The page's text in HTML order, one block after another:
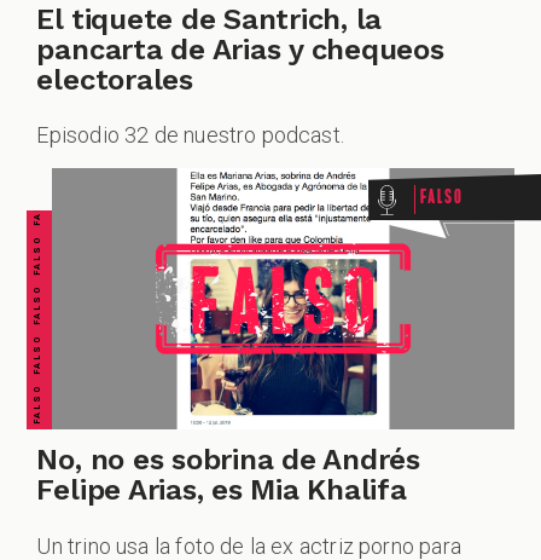
El tiquete de Santrich, la
pancarta de Arias y chequeos
electorales
Episodio 32 de nuestro podcast.
FALSO FALSO FALSO FALSO FALSO FALSO FALSO Falso
No, no es sobrina de Andrés
Felipe Arias, es Mia Khalifa
Un trino usa la foto de la ex actriz porno para